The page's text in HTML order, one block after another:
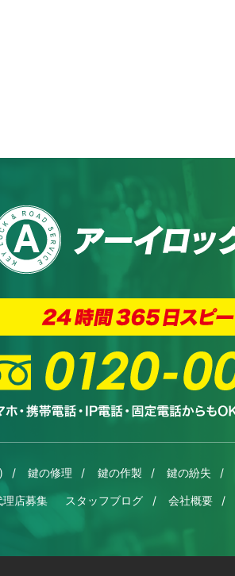
鍵の修理 鍵の作製 鍵の紛失
理店募集 スタッフブログ 会社概要